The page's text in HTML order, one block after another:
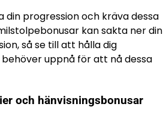
progression och kräva dessa
kan sakta ner din
så se till att hålla dig
uppnå för att nå dessa
och hänvisningsbonusar